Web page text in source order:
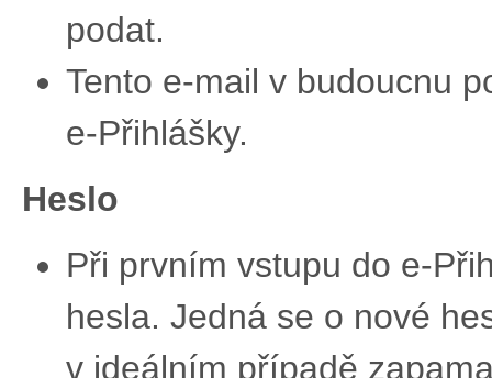
podat.
Tento e-mail v budoucnu
e-Přihlášky.
Heslo
Při prvním vstupu do e-
hesla. Jedná se o nové
v ideálním případě